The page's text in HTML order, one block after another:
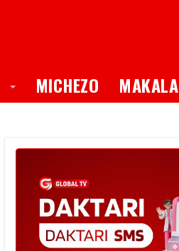
Toggle Dropdown
MICHEZO MAKALA